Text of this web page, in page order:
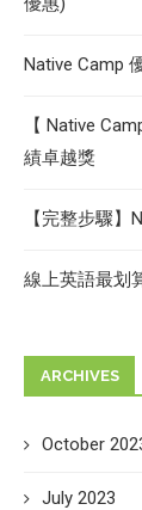
Native Camp
【 Native
績卓越獎
【完整步驟
線上英語最划
ARCHIVES
October
July 2023